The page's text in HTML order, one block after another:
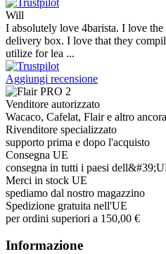
Will
I absolutely love 4barista. I love the
delivery box. I love that they
utilize for lea ...
Aggiungi recensione
Venditore autorizzato
Wacaco, Cafelat, Flair e altro ancora
Rivenditore specializzato
supporto prima e dopo l'acquisto
Consegna UE
consegna in tutti i paesi
Merci in stock UE
spediamo dal nostro magazzino
Spedizione gratuita nell'UE
per ordini superiori a 150,00 €
Informazione